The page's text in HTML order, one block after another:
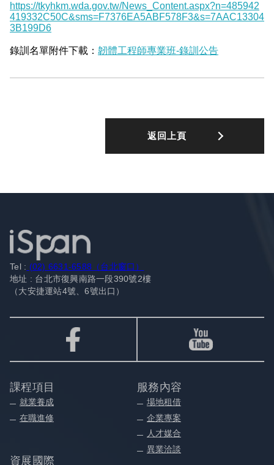
https://tkyhkm.wda.gov.tw/News_Content.aspx?n=485942
419332C50C&sms=F7376EA5ABF578F3&s=7AAC13304
3B199D6
錄訓名單附件下載： 韌體工程師專業班-錄訓公告
返回上頁
Tel : (02) 6631-6588（台北窗口）
地址 : 台北市復興南路一段390號2樓
（大安捷運站4號、6號出口）
課程項目
就業養成
在職進修
服務內容
場地租借
企業專案
人才媒合
異業洽談
資展國際